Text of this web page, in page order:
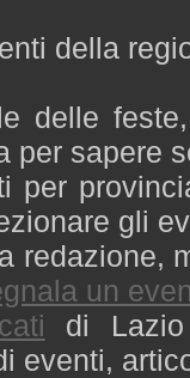
della
delle
per sapere
per
gli
redazione,
un
di
eventi,